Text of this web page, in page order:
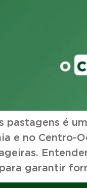
é
e no Centro-
garantir